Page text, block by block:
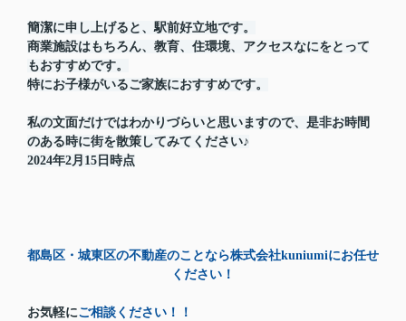
簡潔に申し上げると、駅前好立地です。
商業施設はもちろん、教育、住環境、アクセスなにをとって
もおすすめです。
特にお子様がいるご家族におすすめです。
私の文面だけではわかりづらいと思いますので、是非お時間
のある時に街を散策してみてください♪
2024年2月15日時点
都島区・城東区の不動産のことなら株式会社kuniumiにお任せ
ください！
お気軽にご相談ください！！